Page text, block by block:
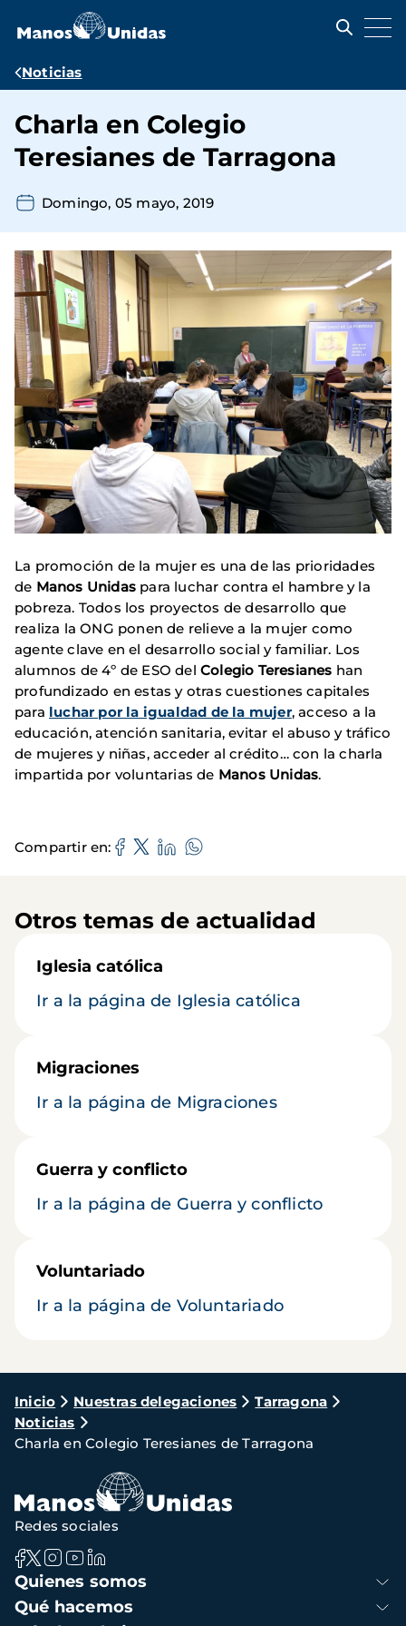
contenido
Ruta
navegación
Noticias
Charla en Colegio
Teresianes de Tarragona
Domingo, 05 mayo, 2019
La promoción de la mujer es una de las prioridades
de Manos Unidas para luchar contra el hambre y la
pobreza. Todos los proyectos de desarrollo que
realiza la ONG ponen de relieve a la mujer como
agente clave en el desarrollo social y familiar. Los
alumnos de 4º de ESO del Colegio Teresianes han
profundizado en estas y otras cuestiones capitales
para luchar por la igualdad de la mujer, acceso a la
educación, atención sanitaria, evitar el abuso y tráfico
de mujeres y niñas, acceder al crédito… con la charla
impartida por voluntarias de Manos Unidas.
Compartir en
Otros temas de actualidad
Iglesia católica
Ir a la página de Iglesia católica
Migraciones
Ir a la página de Migraciones
Guerra y conflicto
Ir a la página de Guerra y conflicto
Voluntariado
Ir a la página de Voluntariado
Ruta
de
navegación
Inicio Nuestras delegaciones
Tarragona
Noticias
Charla en Colegio Teresianes de Tarragona
Navegación
principal
Quienes somos
Qué hacemos
Redes sociales